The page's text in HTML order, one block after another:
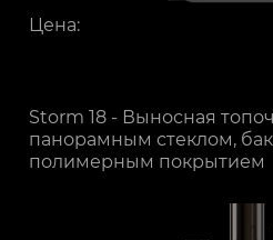
Цена:
Storm 18 - Выносная
панорамным стеклом, бак
полимерным покрытием